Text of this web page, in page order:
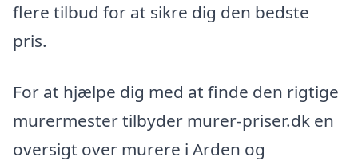
flere tilbud for at sikre dig den bedste
pris.
For at hjælpe dig med at finde den rigtige
murermester tilbyder murer-priser.dk en
oversigt over murere i Arden og